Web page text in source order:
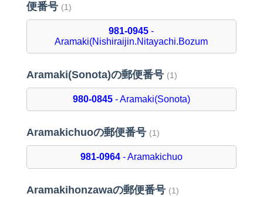
便番号 (1)
981-0945 -
Aramaki(Nishiraijin.Nitayachi.Bozum
Aramaki(Sonota)の郵便番号 (1)
980-0845- Aramaki(Sonota)
Aramakichuoの郵便番号 (1)
981-0964- Aramakichuo
Aramakihonzawaの郵便番号 (1)